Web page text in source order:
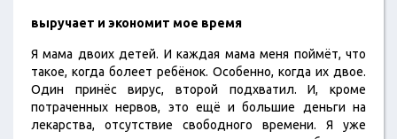
выручает и экономит мое время
Я мама двоих детей. И каждая мама меня поймёт, что
такое, когда болеет ребёнок. Особенно, когда их двое.
Один принёс вирус, второй подхватил. И, кроме
потраченных нервов, это ещё и большие деньги на
лекарства, отсутствие свободного времени. Я уже